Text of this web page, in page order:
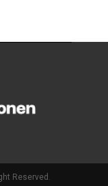
Reserved.